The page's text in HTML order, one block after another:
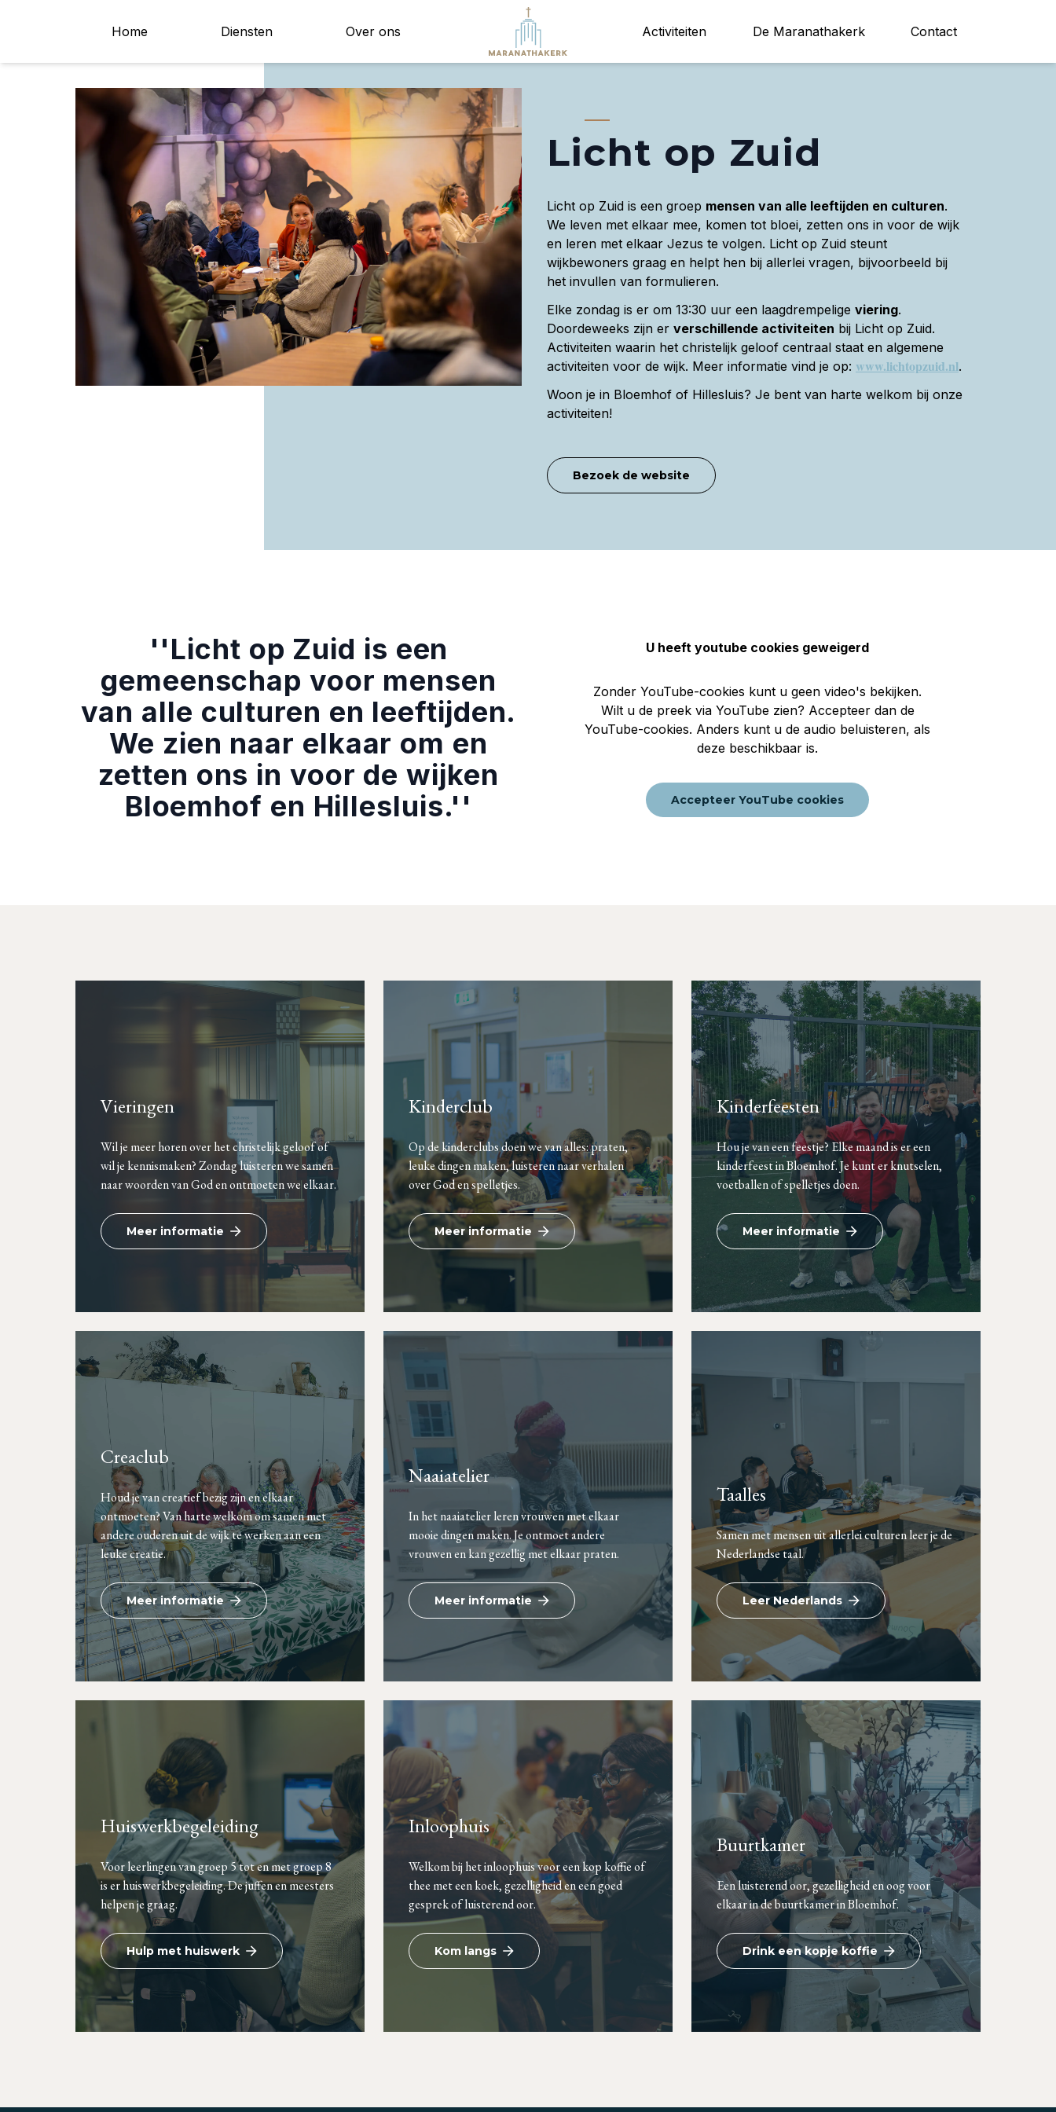
Home Diensten Over ons Activiteiten De Maranathakerk Contact
Licht op Zuid
Licht op Zuid is een groep mensen van alle leeftijden en culturen.
We leven met elkaar mee, komen tot bloei, zetten ons in voor de wijk
en leren met elkaar Jezus te volgen. Licht op Zuid steunt
wijkbewoners graag en helpt hen bij allerlei vragen, bijvoorbeeld bij
het invullen van formulieren.
Elke zondag is er om 13:30 uur een laagdrempelige viering.
Doordeweeks zijn er verschillende activiteiten bij Licht op Zuid.
Activiteiten waarin het christelijk geloof centraal staat en algemene
activiteiten voor de wijk. Meer informatie vind je op: www.lichtopzuid.nl.
Woon je in Bloemhof of Hillesluis? Je bent van harte welkom bij onze
activiteiten!
Bezoek de website
''Licht op Zuid is een
gemeenschap voor mensen
van alle culturen en leeftijden.
We zien naar elkaar om en
zetten ons in voor de wijken
Bloemhof en Hillesluis.''
U heeft youtube cookies geweigerd
Zonder YouTube-cookies kunt u geen video's bekijken.
Wilt u de preek via YouTube zien? Accepteer dan de
YouTube-cookies. Anders kunt u de audio beluisteren, als
deze beschikbaar is.
Accepteer YouTube cookies
Vieringen
Wil je meer horen over het christelijk geloof of
wil je kennismaken? Zondag luisteren we samen
naar woorden van God en ontmoeten we elkaar.
Meer informatie
Kinderclub
Op de kinderclubs doen we van alles: praten,
leuke dingen maken, luisteren naar verhalen
over God en spelletjes.
Meer informatie
Kinderfeesten
Hou je van een feestje? Elke maand is er een
kinderfeest in Bloemhof. Je kunt er knutselen,
voetballen of spelletjes doen.
Meer informatie
Creaclub
Houd je van creatief bezig zijn en elkaar
ontmoeten? Van harte welkom om samen met
andere ouderen uit de wijk te werken aan een
leuke creatie.
Meer informatie
Naaiatelier
In het naaiatelier leren vrouwen met elkaar
mooie dingen maken. Je ontmoet andere
vrouwen en kan gezellig met elkaar praten.
Meer informatie
Taalles
Samen met mensen uit allerlei culturen leer je de
Nederlandse taal.
Leer Nederlands
Huiswerkbegeleiding
Voor leerlingen van groep 5 tot en met groep 8
is er huiswerkbegeleiding. De juffen en meesters
helpen je graag.
Hulp met huiswerk
Inloophuis
Welkom bij het inloophuis voor een kop koffie of
thee met een koek, gezelligheid en een goed
gesprek of luisterend oor.
Kom langs
Buurtkamer
Een luisterend oor, gezelligheid en oog voor
elkaar in de buurtkamer in Bloemhof.
Drink een kopje koffie